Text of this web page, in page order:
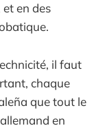
en des
il faut
chaque
que tout le
en